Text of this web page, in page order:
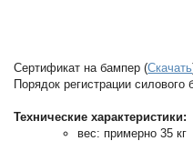
Сертификат на бампер (Скачать
Порядок регистрации силового
Технические характеристики:
вес: примерно 35 кг